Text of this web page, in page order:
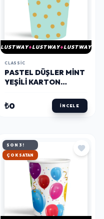
LUSTWAY LUSTWAY LUSTWAY
CLASSIC
PASTEL DÜŞLER MINT
YEŞILI KARTON
₺0 İNCELE
SON 3!
ÇOK SATAN